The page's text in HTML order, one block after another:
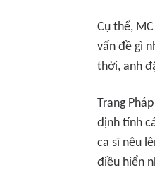
Cụ thể, MC
vấn đề gì
thời, anh
Trang
định tính
ca sĩ nêu
điều hiển